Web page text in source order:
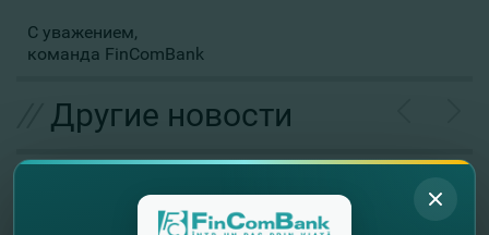
С уважением,
команда FinComBank
Другие новости